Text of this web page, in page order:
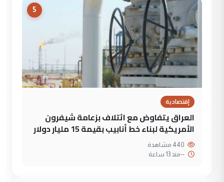
5
إقتصادية
العراق يتفاوض مع ائتلاف بزعامة شيفرون
الأمريكية لبناء خط أنابيب بقيمة 15 مليار دولار
--منذ 13 ساعة